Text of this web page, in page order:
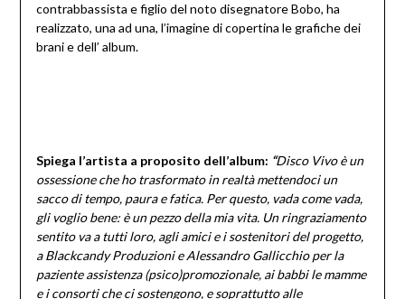
contrabbassista e figlio del noto disegnatore Bobo, ha
realizzato, una ad una, l’imagine di copertina le grafiche dei
brani e dell’ album.
Spiega l’artista a proposito dell’album: “Disco Vivo è un
ossessione che ho trasformato in realtà mettendoci un
sacco di tempo, paura e fatica. Per questo, vada come vada,
gli voglio bene: è un pezzo della mia vita. Un ringraziamento
sentito va a tutti loro, agli amici e i sostenitori del progetto,
a Blackcandy Produzioni e Alessandro Gallicchio per la
paziente assistenza (psico)promozionale, ai babbi le mamme
e i consorti che ci sostengono, e soprattutto alle